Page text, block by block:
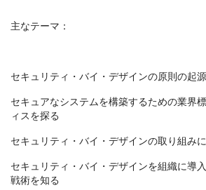
主なテーマ：
セキュリティ・バイ・デザインの原則の起
セキュアなシステムを構築するための業界
ィスを探る
セキュリティ・バイ・デザインの取り組み
セキュリティ・バイ・デザインを組織に導
戦術を知る